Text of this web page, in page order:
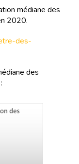
médiane des
2020.
des-
des